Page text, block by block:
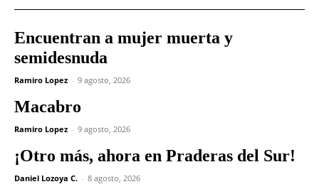
Encuentran a mujer muerta y
semidesnuda
Ramiro Lopez - 9 agosto, 2026
Macabro
Ramiro Lopez - 9 agosto, 2026
¡Otro más, ahora en Praderas del Sur!
Daniel Lozoya C. - 8 agosto, 2026